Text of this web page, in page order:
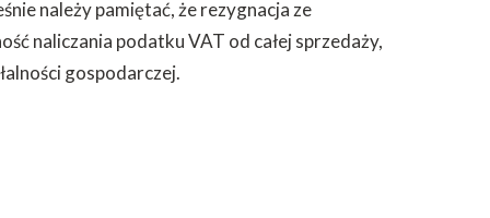
należy pamiętać, że rezygnacja ze
naliczania podatku VAT od całej sprzedaży,
gospodarczej.